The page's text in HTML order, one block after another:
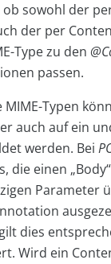
sowohl der
der per
Type zu den
passen.
Typen
auch auf ein
werden. Bei
die einen
Parameter
dies
Wird ein